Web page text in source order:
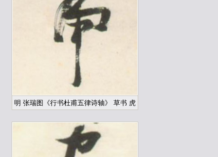
明 张瑞图《行书杜甫五律诗轴》 草书 虎